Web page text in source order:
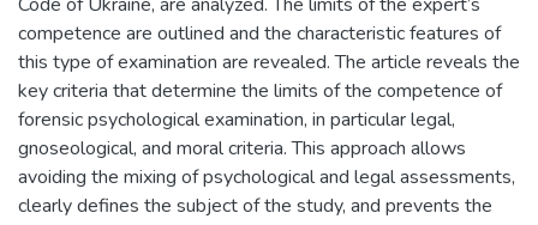
competence are outlined and the characteristic features of
this type of examination are revealed. The article reveals the
key criteria that determine the limits of the competence of
forensic psychological examination, in particular legal,
gnoseological, and moral criteria. This approach allows
avoiding the mixing of psychological and legal assessments,
clearly defines the subject of the study, and prevents the